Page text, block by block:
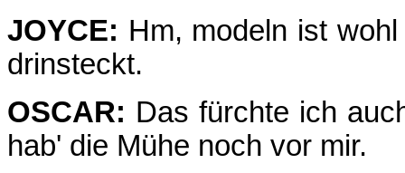
JOYCE: Hm, modeln ist
drinsteckt.
OSCAR: Das fürchte ich
hab' die Mühe noch vor mir.